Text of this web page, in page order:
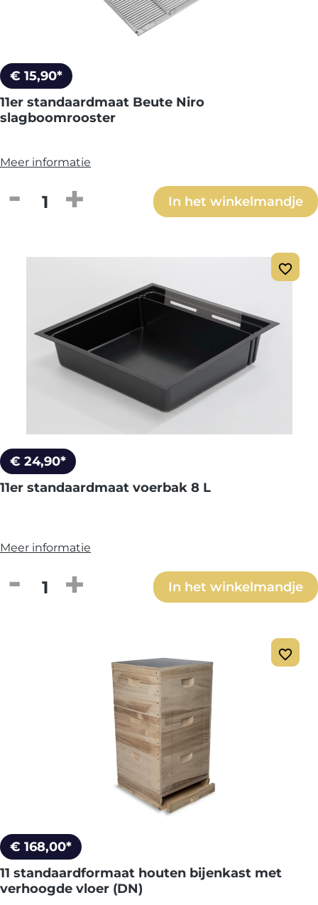
€ 15,90*
11er standaardmaat Beute Niro
slagboomrooster
Meer informatie
Producthoeveelheid: Voer deIn het winkelmandje
€ 24,90*
11er standaardmaat voerbak 8 L
Meer informatie
Producthoeveelheid: Voer deIn het winkelmandje
€ 168,00*
11 standaardformaat houten bijenkast met
verhoogde vloer (DN)